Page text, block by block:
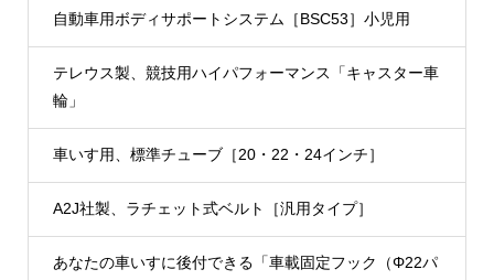
自動車用ボディサポートシステム［BSC53］小児用
テレウス製、競技用ハイパフォーマンス「キャスター車
輪」
車いす用、標準チューブ［20・22・24インチ］
A2J社製、ラチェット式ベルト［汎用タイプ］
あなたの車いすに後付できる「車載固定フック（Φ22パ